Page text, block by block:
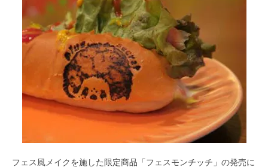
フェス風メイクを施した限定商品「フェスモンチッチ」の発売に